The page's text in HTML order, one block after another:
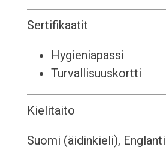
Sertifikaatit
Hygieniapassi
Turvallisuuskortti
Kielitaito
Suomi (äidinkieli),